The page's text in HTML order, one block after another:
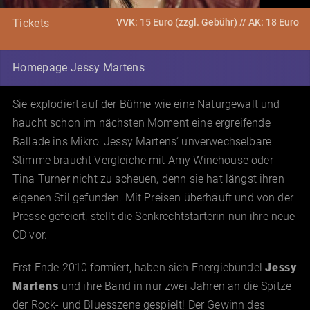
Tickets VVK: 15 Euro (zzgl. Gebühr) // AK: 18 Euro
Homepage Jessy Martens
Sie explodiert auf der Bühne wie eine Naturgewalt und
haucht schon im nächsten Moment eine ergreifende
Ballade ins Mikro: Jessy Martens‘ unverwechselbare
Stimme braucht Vergleiche mit Amy Winehouse oder
Tina Turner nicht zu scheuen, denn sie hat längst ihren
eigenen Stil gefunden. Mit Preisen überhäuft und von der
Presse gefeiert, stellt die Senkrechtstarterin nun ihre neue
CD vor.
Erst Ende 2010 formiert, haben sich Energiebündel Jessy
Martens und ihre Band in nur zwei Jahren an die Spitze
der Rock- und Bluesszene gespielt! Der Gewinn des